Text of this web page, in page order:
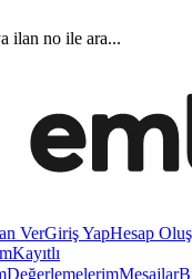
ilan no ile ara...
VerGiriş YapHesap
Kayıtlı
DeğerlemelerimMesajlar